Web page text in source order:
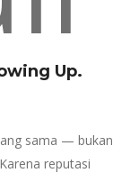
Up.
sama — bukan
reputasi